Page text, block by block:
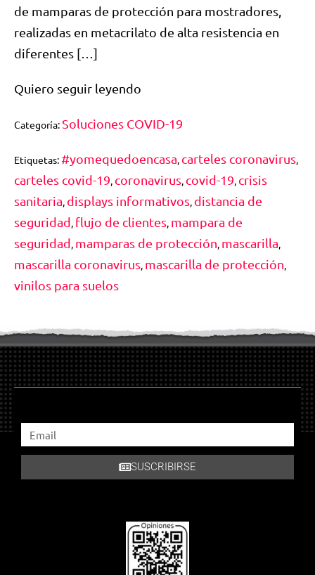
de mamparas de protección para mostradores,
realizadas en metacrilato de alta resistencia en
diferentes […]
Quiero seguir leyendo
Categoría: Soluciones COVID-19
Etiquetas:#yomequedoencasa, carteles coronavirus,
carteles covid-19, coronavirus, covid-19, crisis
sanitaria, displays informativos, distancia de
seguridad, flujo de clientes, mampara de
seguridad, mamparas de protección, mascarilla,
mascarilla coronavirus, mascarilla de protección,
vinilos para suelos
SUSCRIBIRSE